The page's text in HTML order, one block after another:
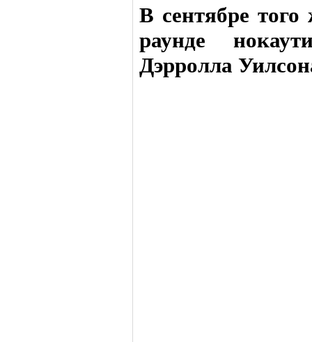
В сентябре
раунде
Дэрролла